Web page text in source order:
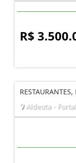
R$
Aldeota -